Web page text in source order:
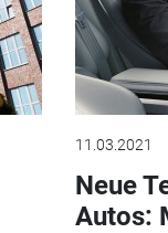
11.03.2021
Neue
Autos: